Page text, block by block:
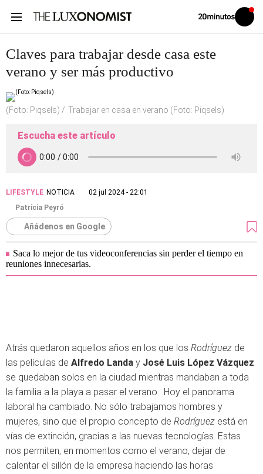
Volver
Iniciar
sesión
Claves para trabajar desde casa este
verano y ser más productivo
(Foto: Piqsels) Trabajar en casa en verano (Foto: Piqsels)
Escucha este artículo
LIFESTYLE NOTICIA
02 jul 2024 - 22:01
Patricia Peyró
Añádenos en Google
Saca lo mejor de tus videoconferencias sin perder el tiempo en
reuniones innecesarias.
Atrás quedaron aquellos años en los que los Rodríguez de
las películas de Alfredo Landa y José Luis López Vázquez
se quedaban solos en la ciudad mientras mandaban a toda
la familia a la playa a pasar el verano. Hoy el panorama
laboral ha cambiado. No sólo trabajamos hombres y
mujeres, sino que el propio concepto de Rodríguez está en
vías de extinción, gracias a las nuevas tecnologías. Estas
nos permiten, en momentos como el verano, dejar de
calentar el sillón de la empresa haciendo las horas